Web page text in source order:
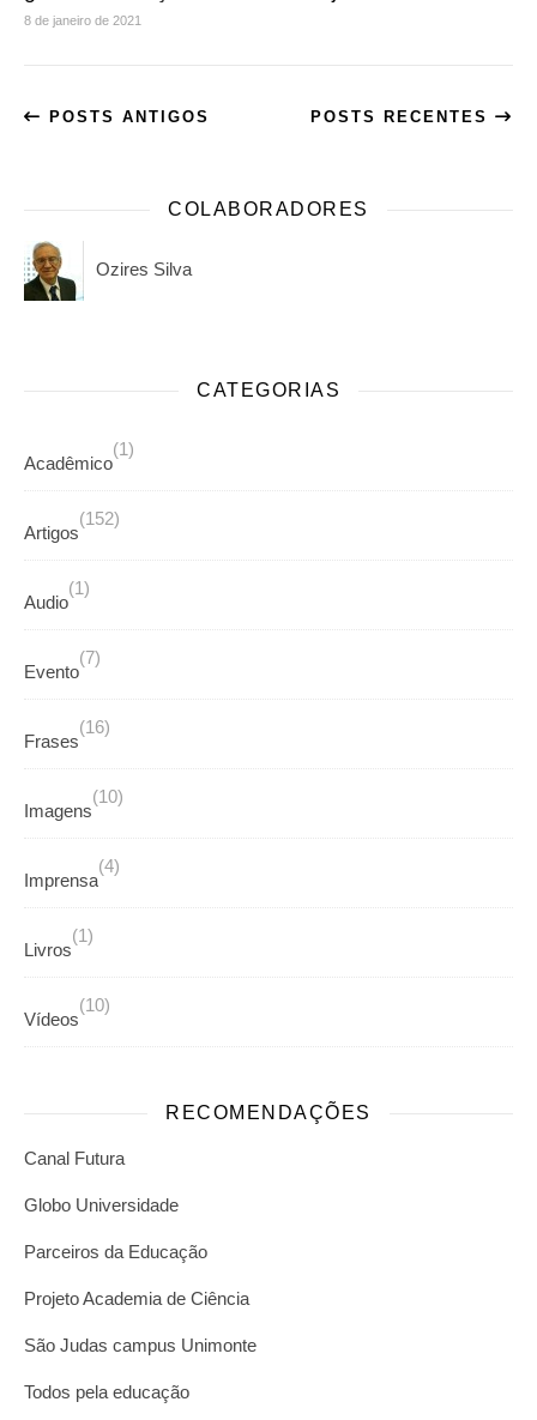
8 de janeiro de 2021
POSTS ANTIGOS POSTS RECENTES
COLABORADORES
Ozires Silva
CATEGORIAS
Acadêmico
(1)
Artigos
(152)
Audio
(1)
Evento
(7)
Frases
(16)
Imagens
(10)
Imprensa
(4)
Livros
(1)
Vídeos
(10)
RECOMENDAÇÕES
Canal Futura
Globo Universidade
Parceiros da Educação
Projeto Academia de Ciência
São Judas campus Unimonte
Todos pela educação